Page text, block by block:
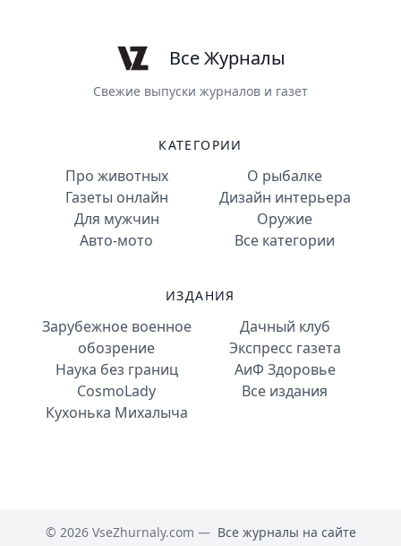
Все Журналы
Свежие выпуски журналов и газет
КАТЕГОРИИ
Про животных
Газеты онлайн
Для мужчин
Авто-мото
О рыбалке
Дизайн интерьера
Оружие
Все категории
ИЗДАНИЯ
Зарубежное военное
обозрение
Наука без границ
CosmoLady
Кухонька Михалыча
Дачный клуб
Экспресс газета
АиФ Здоровье
Все издания
© 2026 VseZhurnaly.com — Все журналы на сайте